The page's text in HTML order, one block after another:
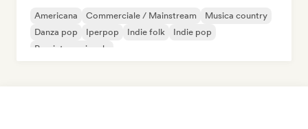
Americana Commerciale / Mainstream
Musica country
Danza pop
Iperpop Indie folk
Indie pop
Pop internazionale